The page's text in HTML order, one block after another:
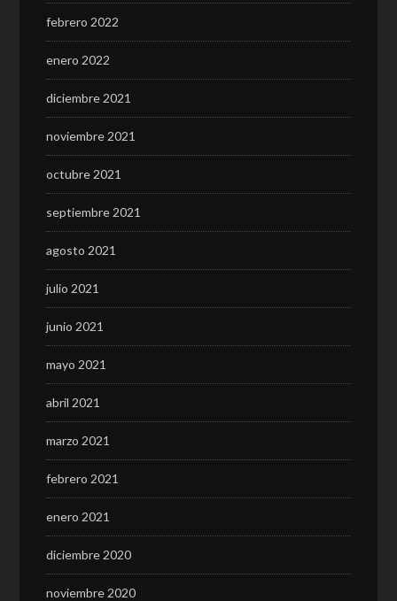
febrero 2022
enero 2022
diciembre 2021
noviembre 2021
octubre 2021
septiembre 2021
agosto 2021
julio 2021
junio 2021
mayo 2021
abril 2021
marzo 2021
febrero 2021
enero 2021
diciembre 2020
noviembre 2020